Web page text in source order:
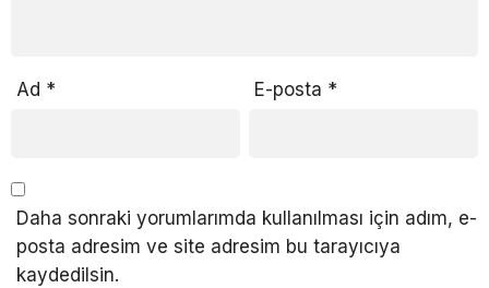
Ad * E-posta *
Daha sonraki yorumlarımda kullanılması için adım, e-
posta adresim ve site adresim bu tarayıcıya
kaydedilsin.